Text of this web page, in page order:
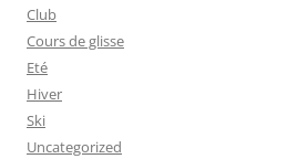
Club
Cours de glisse
Eté
Hiver
Ski
Uncategorized